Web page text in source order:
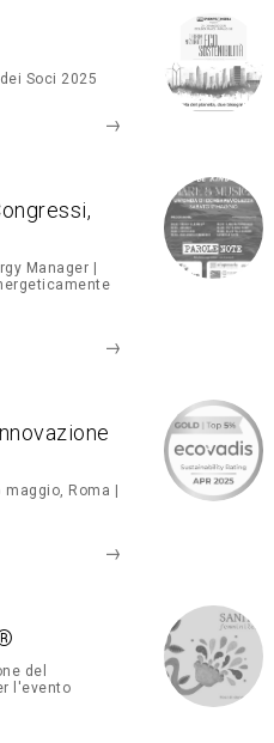
Soci 2025
Manager |
Roma |
del
l'evento